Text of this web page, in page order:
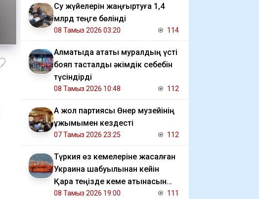
Су жүйелерін жаңғыртуға 1,4
млрд теңге бөлінді
08 Тамыз 2026 03:20 114
Алматыда атақты муралдың үсті
бояп тасталды әкімдік себебін
түсіндірді
08 Тамыз 2026 10:48 112
Ақ жол партиясы Өнер музейінің
ұжымымен кездесті
07 Тамыз 2026 23:25 112
Түркия өз кемелеріне жасалған
Украина шабуылынан кейін
Қара теңізде кеме қатынасын
шектеді
08 Тамыз 2026 19:00 111